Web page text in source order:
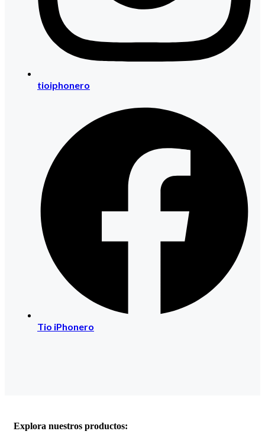
tioiphonero
Tio iPhonero
Explora nuestros productos: